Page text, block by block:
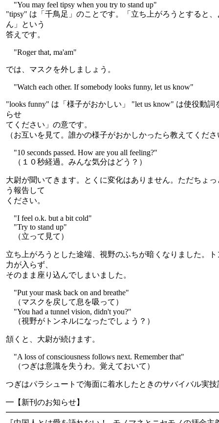
"You may feel tipsy when you try to stand up"
"tipsy" は「千鳥足」のことです。「立ち上がろうとすると
ん」という
答えです。
"Roger that, ma'am"
では、マスクを外しましょう。
"Watch each other. If somebody looks funny, let us know"
"looks funny" は「様子がおかしい」 "let us know" は使役動
らせ
てください」の意です。
（お互いを見て。誰かの様子がおかしかったら教えてくださ
"10 seconds passed. How are you all feeling?"
（１０秒経過。みんな気分はどう？）
大尉が聞いてきます。とくに変化はありません。ただちょ
う報告して
ください。
"I feel o.k. but a bit cold"
"Try to stand up"
（立って見て）
立ち上がろうとした途端、視野のふちが暗くなりました。
力が入らず、
そのまま座り込んでしまいました。
"Put your mask back on and breathe"
（マスクを戻して息を吸って）
"You had a tunnel vision, didn't you?"
（視野がトンネルになったでしょう？）
頷くと、大尉が続けます。
"A loss of consciousness follows next. Remember that"
（つぎは意識を失うわ。覚えておいて）
つぎはパラシュートで海面に着水したときのサバイバル実
━【新刊のお知らせ】